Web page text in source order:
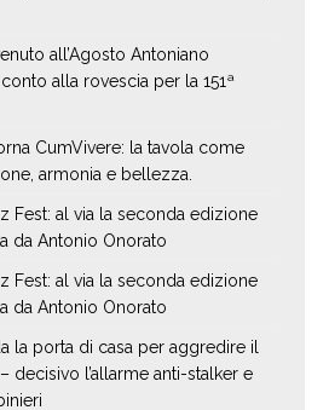
all’Agosto Antoniano
alla rovescia per la 151ª
CumVivere: la tavola come
armonia e bellezza.
Fest: al via la seconda edizione
da Antonio Onorato
Fest: al via la seconda edizione
da Antonio Onorato
la porta di casa per aggredire il
decisivo l’allarme anti-stalker e